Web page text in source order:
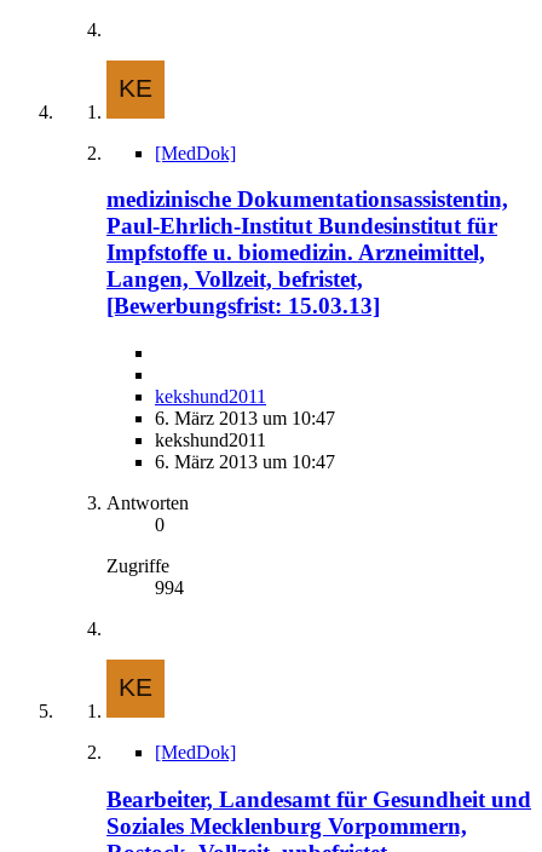
[MedDok]
medizinische Dokumentationsassistentin,
Paul-Ehrlich-Institut Bundesinstitut für
Impfstoffe u. biomedizin. Arzneimittel,
Langen, Vollzeit, befristet,
[Bewerbungsfrist: 15.03.13]
kekshund2011
6. März 2013 um 10:47
kekshund2011
6. März 2013 um 10:47
Antworten
0
Zugriffe
994
[MedDok]
Bearbeiter, Landesamt für Gesundheit und
Soziales Mecklenburg Vorpommern,